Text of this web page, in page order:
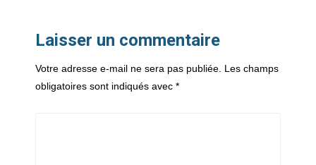
Laisser un commentaire
Votre adresse e-mail ne sera pas publiée. Les champs
obligatoires sont indiqués avec *